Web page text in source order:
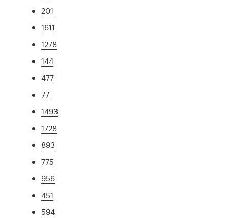
201
1611
1278
144
477
77
1493
1728
893
775
956
451
594